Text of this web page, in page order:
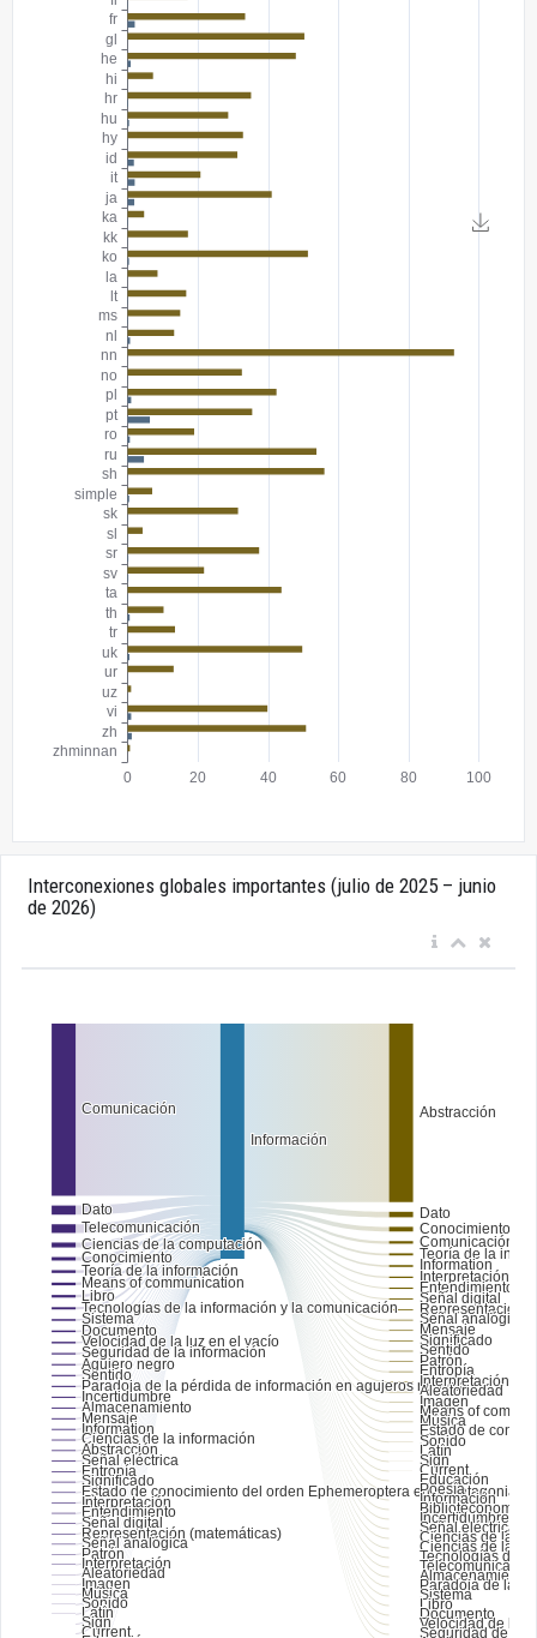
Interconexiones globales importantes (julio de 2025 – junio
de 2026)